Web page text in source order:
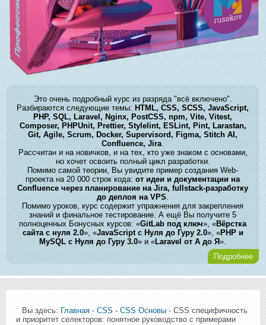
Это очень подробный курс из разряда "всё включено".
Разбираются следующие темы: HTML, CSS, SCSS, JavaScript,
PHP, SQL, Laravel, Nginx, PostCSS, npm, Vite, Vitest,
Composer, PHPUnit, Prettier, Stylelint, ESLint, Pint, Larastan,
Git, Agile, Scrum, Docker, Supervisord, Figma, Stitch AI,
Confluence, Jira.
Рассчитан и на новичков, и на тех, кто уже знаком с основами,
но хочет освоить полный цикл разработки.
Помимо самой теории, Вы увидите пример создания Web-
проекта на 20 000 строк кода:от идеи и документации на
Confluence через планирование на Jira, fullstack-разработку
до деплоя на VPS.
Помимо уроков, курс содержит упражнения для закрепления
знаний и финальное тестирование. А ещё Вы получите 5
полноценных Бонусных курсов: «GitLab под ключ», «Вёрстка
сайта с нуля 2.0», «JavaScript с Нуля до Гуру 2.0», «PHP и
MySQL с Нуля до Гуру 3.0» и «Laravel от А до Я».
Подробнее
Вы здесь: Главная - CSS - CSS Основы - CSS специфичность
и приоритет селекторов: понятное руководство с примерами